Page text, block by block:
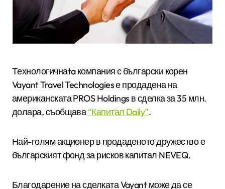
Tехнологичнаta компания с български корен
Vayant Travel Technologies е продадена на
американската PROS Holdings в сделка за 35 млн.
долара, съобщава“Капитал Daily”.
Най-голям акционер в продаденото дружество е
българският фонд за рисков капитал NEVEQ.
Благодарение на сделката Vayant може да се